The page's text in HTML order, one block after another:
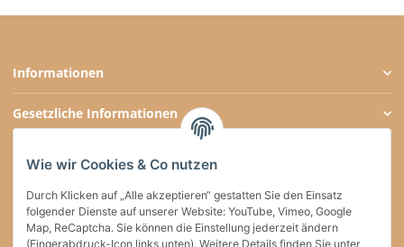
Informationen
Gesetzliche Informationen
Social Media
Wie wir Cookies & Co nutzen
Durch Klicken auf „Alle akzeptieren“ gestatten Sie den Einsatz
folgender Dienste auf unserer Website: YouTube, Vimeo, Google
Map, ReCaptcha. Sie können die Einstellung jederzeit ändern
(Fingerabdruck-Icon links unten). Weitere Details finden Sie unter